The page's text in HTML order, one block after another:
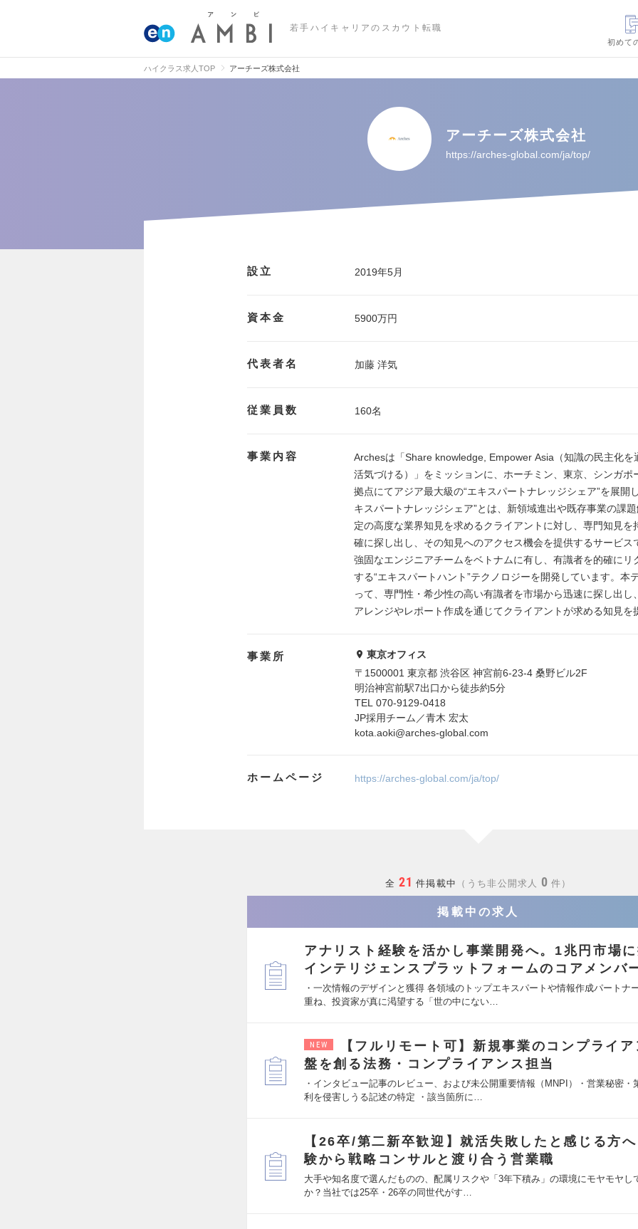
若手ハイキャリアのスカウト転職
初めて
ハイクラス求人TOP アーチーズ株式会社
アーチーズ株式会社
https://arches-global.com/ja/top/
設立 2019年5月
資本金 5900万円
代表者名 加藤 洋気
従業員数 160名
事業内容
Archesは「Share knowledge, Empower Asia（知識の民主化を
活気づける）」をミッションに、ホーチミン、東京、シンガポ
拠点にてアジア最大級の“エキスパートナレッジシェア”を展開
キスパートナレッジシェア”とは、新領域進出や既存事業の課
定の高度な業界知見を求めるクライアントに対し、専門知見を
確に探し出し、その知見へのアクセス機会を提供するサービス
強固なエンジニアチームをベトナムに有し、有識者を的確にリ
する“エキスパートハント”テクノロジーを開発しています。本
って、専門性・希少性の高い有識者を市場から迅速に探し出し
アレンジやレポート作成を通じてクライアントが求める知見を
事業所
東京オフィス
〒1500001 東京都 渋谷区 神宮前6-23-4 桑野ビル2F
明治神宮前駅7出口から徒歩約5分
TEL 070-9129-0418
JP採用チーム／青木 宏太
kota.aoki@arches-global.com
ホームページ https://arches-global.com/ja/top/
全 21 件掲載中 うち非公開求人 0 件
掲載中の求人
アナリスト経験を活かし事業開発へ。1兆円市場
インテリジェンスプラットフォームのコアメンバ
・一次情報のデザインと獲得 各領域のトップエキスパートや情報作成パートナ
重ね、投資家が真に渇望する「世の中にない…
NEW
【フルリモート可】新規事業のコンプライ
盤を創る法務・コンプライアンス担当
・インタビュー記事のレビュー、および未公開重要情報（MNPI）・営業秘密・
利を侵害しうる記述の特定 ・該当箇所に…
【26卒/第二新卒歓迎】就活失敗したと感じる方
験から戦略コンサルと渡り合う営業職
大手や知名度で選んだものの、配属リスクや「3年下積み」の環境にモヤモヤし
か？当社では25卒・26卒の同世代がす…